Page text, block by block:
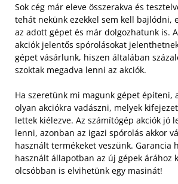
Sok cég már eleve összerakva és
tehát nekünk ezekkel sem kell bajlódni,
az adott gépet és már dolgozhatunk is.
akciók jelentős spórolásokat
gépet vásárlunk, hiszen általában
szoktak megadva lenni az akciók.
Ha szeretünk mi magunk gépet építeni,
olyan akciókra vadászni, melyek
lettek kiélezve. Az számítógép akciók jó
lenni, azonban az igazi spórolás akkor
használt termékeket veszünk. Garancia
használt állapotban az új gépek árához
olcsóbban is elvihetünk egy masinát!